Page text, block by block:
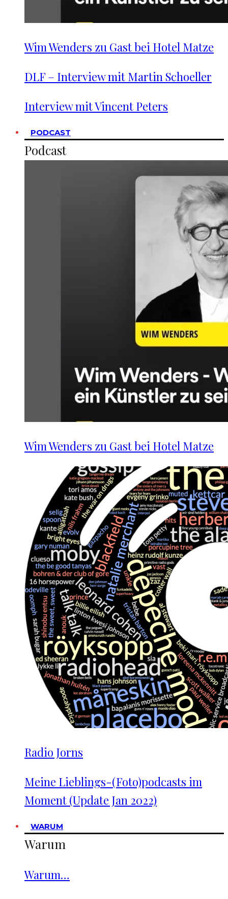
Wim Wenders zu Gast bei Hotel Matze
DLF – Interview mit Martin Schoeller
Interview mit Vincent Peters
PODCAST
Podcast
Wim Wenders zu Gast bei Hotel Matze
Radio Jorns
Meine Lieblings-(Foto)podcasts im
Moment (Update Jan 2022)
WARUM
Warum
Warum…